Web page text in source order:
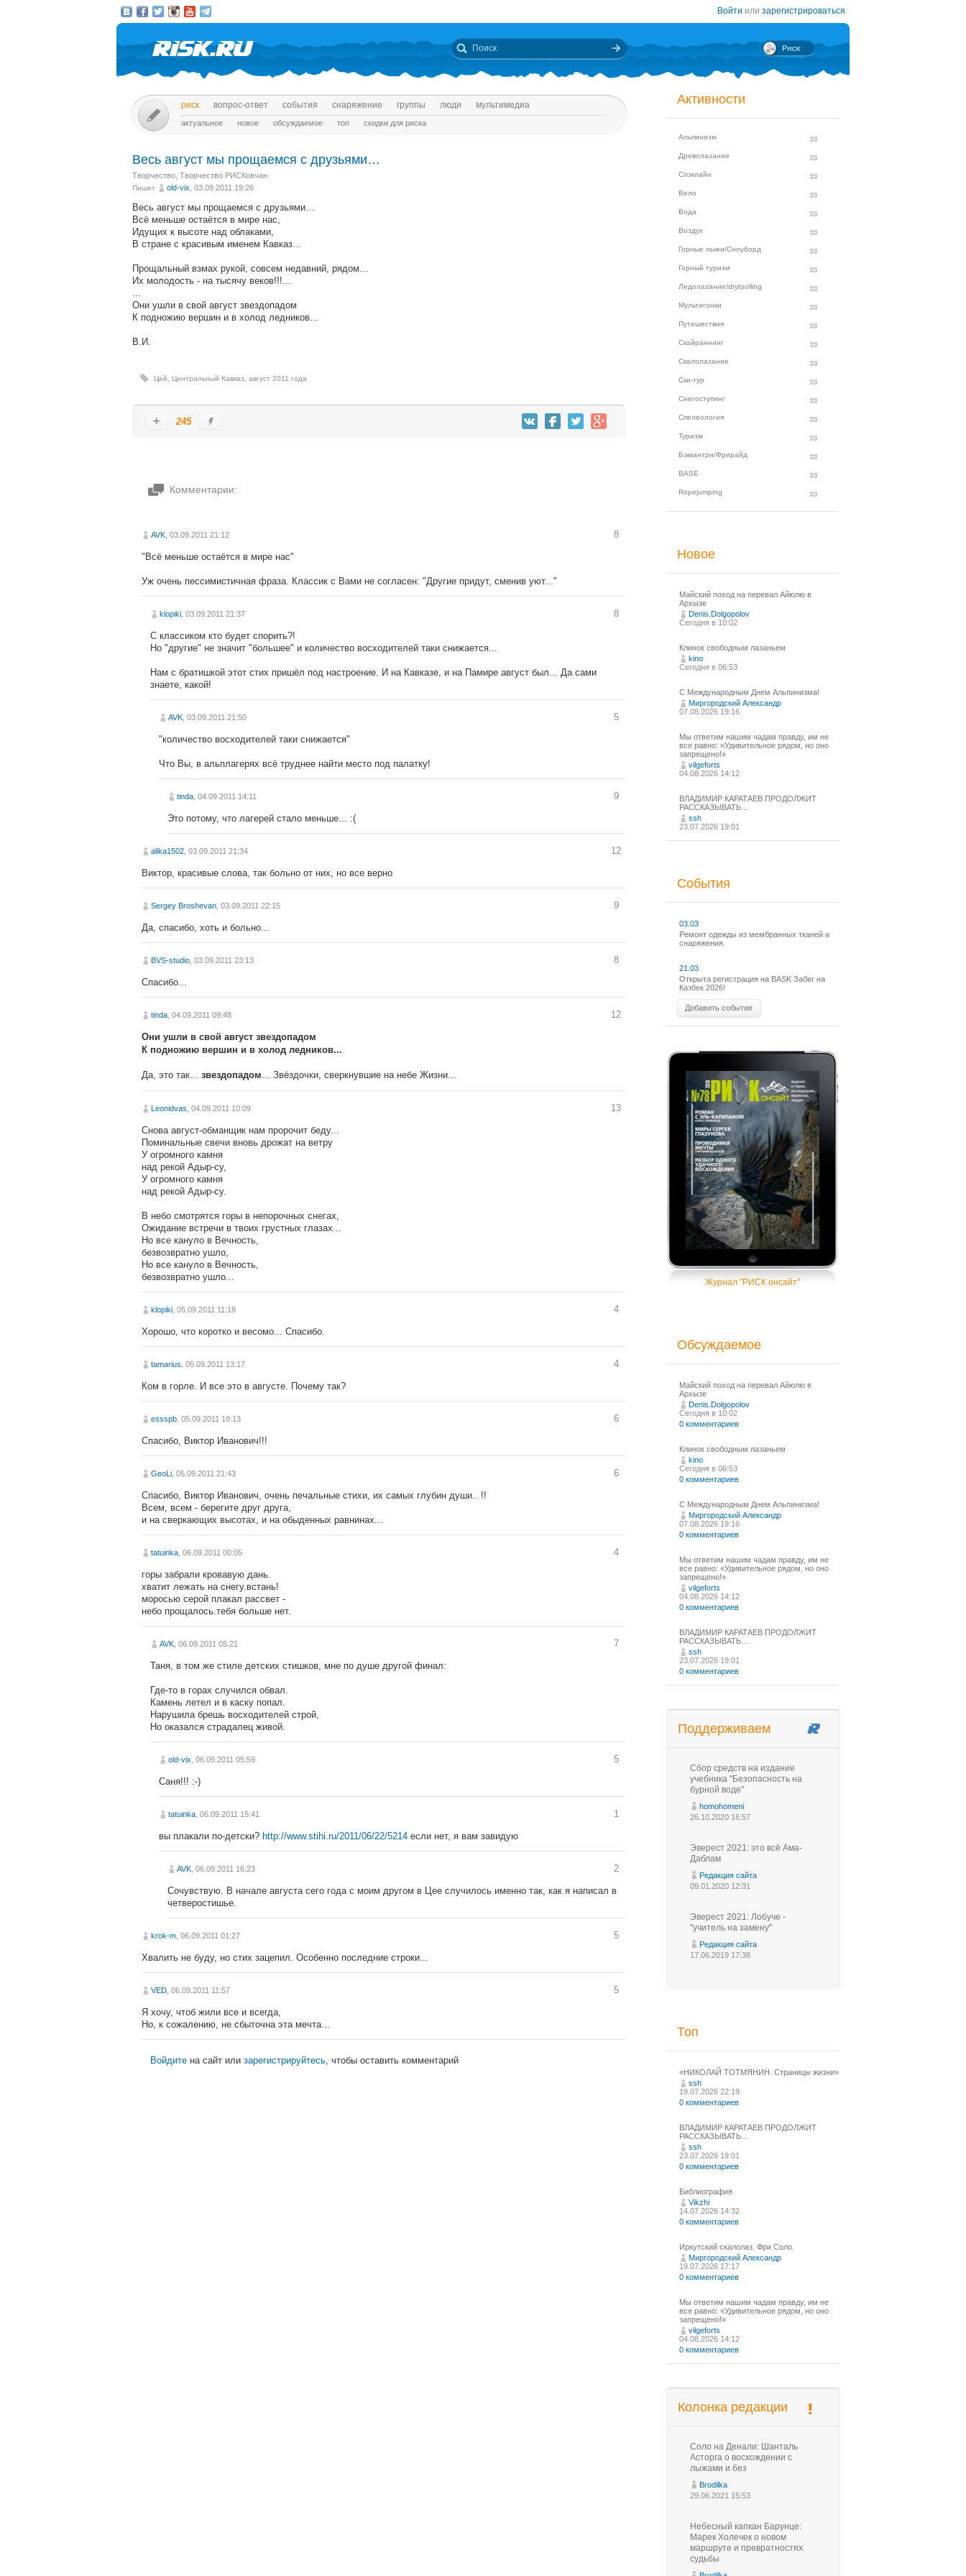
Войти или зарегистрироваться
риск вопрос-ответ события снаряжение группы люди мультимедиа
актуальное новое обсуждаемое топ скидки для риска
Весь август мы прощаемся с друзьями…
Творчество Творчество РИСКовчан
Пишет old-vix , 03.09.2011 19:26
Весь август мы прощаемся с друзьями…
Всё меньше остаётся в мире нас,
Идущих к высоте над облаками,
В стране с красивым именем Кавказ…
Прощальный взмах рукой, совсем недавний, рядом…
Их молодость - на тысячу веков!!!...
...
Они ушли в свой август звездопадом
К подножию вершин и в холод ледников...
В.И.
Цей Центральный Кавказ август 2011 года
245
Комментарии:
AVK , 03.09.2011 21:12 8
"Всё меньше остаётся в мире нас"
Уж очень пессимистичная фраза. Классик с Вами не согласен: "Другие придут, сменив уют..."
klopiki , 03.09.2011 21:37 8
С классиком кто будет спорить?!
Но "другие" не значит "большее" и количество восходителей таки снижается...
Нам с братишкой этот стих пришёл под настроение. И на Кавказе, и на Памире август был... Да сами
знаете, какой!
AVK , 03.09.2011 21:50 5
"количество восходителей таки снижается"
Что Вы, в альплагерях всё труднее найти место под палатку!
tinda , 04.09.2011 14:11 9
Это потому, что лагерей стало меньше... :(
alika1502 , 03.09.2011 21:34 12
Виктор, красивые слова, так больно от них, но все верно
Sergey Broshevan , 03.09.2011 22:15 9
Да, спасибо, хоть и больно...
BVS-studio , 03.09.2011 23:13 8
Спасибо...
tinda , 04.09.2011 09:48 12
Они ушли в свой август звездопадом
К подножию вершин и в холод ледников...
Да, это так... звездопадом... Звёздочки, сверкнувшие на небе Жизни...
Leonidvas , 04.09.2011 10:09 13
Cнова август-обманщик нам пророчит беду...
Поминальные свечи вновь дрожат на ветру
У огромного камня
над рекой Адыр-су,
У огромного камня
над рекой Адыр-су.
В небо смотрятся горы в непорочных снегах,
Ожидание встречи в твоих грустных глазах...
Но все кануло в Вечность,
безвозвратно ушло,
Но все кануло в Вечность,
безвозвратно ушло...
klopiki , 05.09.2011 11:18 4
Хорошо, что коротко и весомо... Спасибо.
tamarius , 05.09.2011 13:17 4
Ком в горле. И все это в августе. Почему так?
essspb , 05.09.2011 18:13 6
Спасибо, Виктор Иванович!!!
GeoLi , 05.09.2011 21:43 6
Спасибо, Виктор Иванович, очень печальные стихи, их самых глубин души.. !!
Всем, всем - берегите друг друга,
и на сверкающих высотах, и на обыденных равнинах...
tatuinka , 06.09.2011 00:05 4
горы забрали кровавую дань.
хватит лежать на снегу.встань!
моросью серой плакал рассвет -
небо прощалось.тебя больше нет.
AVK , 06.09.2011 05:21 7
Таня, в том же стиле детских стишков, мне по душе другой финал:
Где-то в горах случился обвал.
Камень летел и в каску попал.
Нарушила брешь восходителей строй,
Но оказался страдалец живой.
old-vix , 06.09.2011 05:59 5
Саня!!! :-)
tatuinka , 06.09.2011 15:41 1
вы плакали по-детски? http://www.stihi.ru/2011/06/22/5214 если нет, я вам завидую
AVK , 06.09.2011 16:23 2
Сочувствую. В начале августа сего года с моим другом в Цее случилось именно так, как я написал в
четверостишье.
krok-m , 06.09.2011 01:27 5
Хвалить не буду, но стих зацепил. Особенно последние строки...
VED , 06.09.2011 11:57 5
Я хочу, чтоб жили все и всегда,
Но, к сожалению, не сбыточна эта мечта...
Войдите на сайт или зарегистрируйтесь, чтобы оставить комментарий
Активности
Альпинизм
Древолазание
Слэклайн
Вело
Вода
Воздух
Горные лыжи/Сноуборд
Горный туризм
Ледолазание/drytoolling
Мультигонки
Путешествия
Скайраннинг
Скалолазание
Ски-тур
Снегоступинг
Спелеология
Туризм
Бэккантри/Фрирайд
BASE
Ropejumping
Новое
Майский поход на перевал Айюлю в
Архызе
Denis.Dolgopolov
Сегодня в 10:02
Клинок свободным лазаньем
kino
Сегодня в 06:53
С Международным Днем Альпинизма!⁠
Миргородский Александр
07.08.2026 19:16
Мы ответим нашим чадам правду, им не
все равно: «Удивительное рядом, но оно
запрещено!»
vilgeforts
04.08.2026 14:12
ВЛАДИМИР КАРАТАЕВ ПРОДОЛЖИТ
РАССКАЗЫВАТЬ…
ssh
23.07.2026 19:01
События
03.03
Ремонт одежды из мембранных тканей и
снаряжения.
21.03
Открыта регистрация на BASK Забег на
Казбек 2026!
Добавить событие
Журнал "РИСК онсайт"
Обсуждаемое
Майский поход на перевал Айюлю в
Архызе
Denis.Dolgopolov
Сегодня в 10:02
0 комментариев
Клинок свободным лазаньем
kino
Сегодня в 06:53
0 комментариев
С Международным Днем Альпинизма!⁠
Миргородский Александр
07.08.2026 19:16
0 комментариев
Мы ответим нашим чадам правду, им не
все равно: «Удивительное рядом, но оно
запрещено!»
vilgeforts
04.08.2026 14:12
0 комментариев
ВЛАДИМИР КАРАТАЕВ ПРОДОЛЖИТ
РАССКАЗЫВАТЬ…
ssh
23.07.2026 19:01
0 комментариев
Поддерживаем
Сбор средств на издание
учебника "Безопасность на
бурной воде"
homohomeni
26.10.2020 16:57
Эверест 2021: это всё Ама-
Даблам
Редакция сайта
09.01.2020 12:31
Эверест 2021: Лобуче -
"учитель на замену"
Редакция сайта
17.06.2019 17:38
Топ
«НИКОЛАЙ ТОТМЯНИН. Страницы жизни»
ssh
19.07.2026 22:19
0 комментариев
ВЛАДИМИР КАРАТАЕВ ПРОДОЛЖИТ
РАССКАЗЫВАТЬ…
ssh
23.07.2026 19:01
0 комментариев
Библиография
Vikzhi
14.07.2026 14:32
0 комментариев
Иркутский скалолаз. Фри Соло.
Миргородский Александр
19.07.2026 17:17
0 комментариев
Мы ответим нашим чадам правду, им не
все равно: «Удивительное рядом, но оно
запрещено!»
vilgeforts
04.08.2026 14:12
0 комментариев
Колонка редакции
Соло на Денали: Шанталь
Асторга о восхождении с
лыжами и без
Brodilka
29.06.2021 15:53
Небесный капкан Барунце:
Марек Холечек о новом
маршруте и превратностях
судьбы